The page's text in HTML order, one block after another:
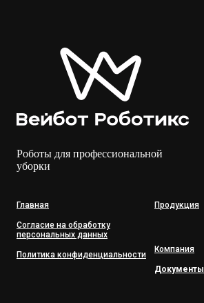
Роботы для профессиональной
уборки
Главная
Согласие на обработку
персональных данных
Политика конфиденциальности
Продукция
Компания
Документы